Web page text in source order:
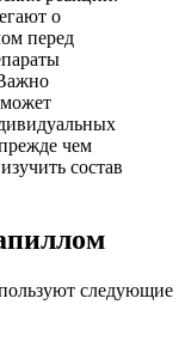
о
перед
чем
состав
следующие